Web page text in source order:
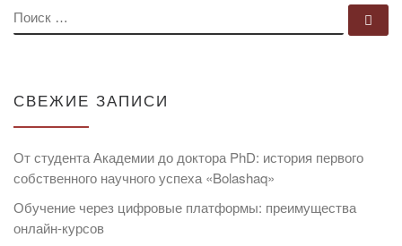
ПОИСК
СВЕЖИЕ ЗАПИСИ
От студента Академии до доктора PhD: история первого
собственного научного успеха «Bolashaq»
Обучение через цифровые платформы: преимущества
онлайн-курсов